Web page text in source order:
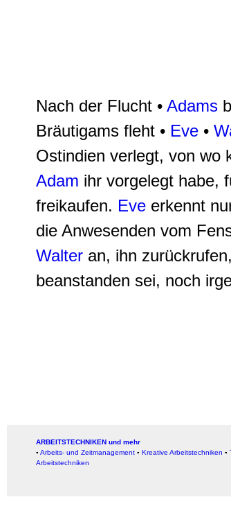
Nach der Flucht • Adams
Bräutigams fleht • Eve •
Ostindien verlegt, von wo
Adam ihr vorgelegt habe,
freikaufen. Eve erkennt
die Anwesenden vom
Walter an, ihn
beanstanden sei, noch
ARBEITSTECHNIKEN und mehr
▪ Arbeits- und Zeitmanagement ▪ Kreative Arbeitstechniken ▪
Arbeitstechniken